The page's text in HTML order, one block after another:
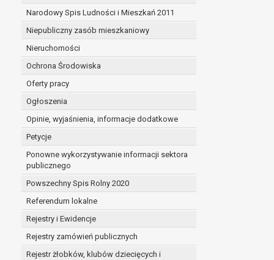
Narodowy Spis Ludności i Mieszkań 2011
Niepubliczny zasób mieszkaniowy
Nieruchomości
Ochrona Środowiska
Oferty pracy
Ogłoszenia
Opinie, wyjaśnienia, informacje dodatkowe
Petycje
Ponowne wykorzystywanie informacji sektora
publicznego
Powszechny Spis Rolny 2020
Referendum lokalne
Rejestry i Ewidencje
Rejestry zamówień publicznych
Rejestr żłobków, klubów dziecięcych i